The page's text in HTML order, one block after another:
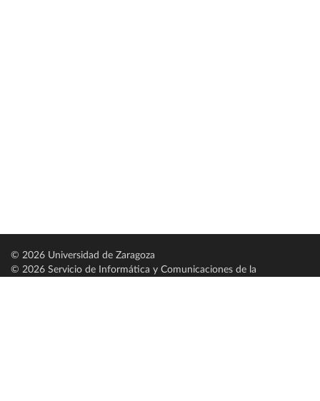
© 2026 Universidad de Zaragoza
© 2026 Servicio de Informática y Comunicaciones de la